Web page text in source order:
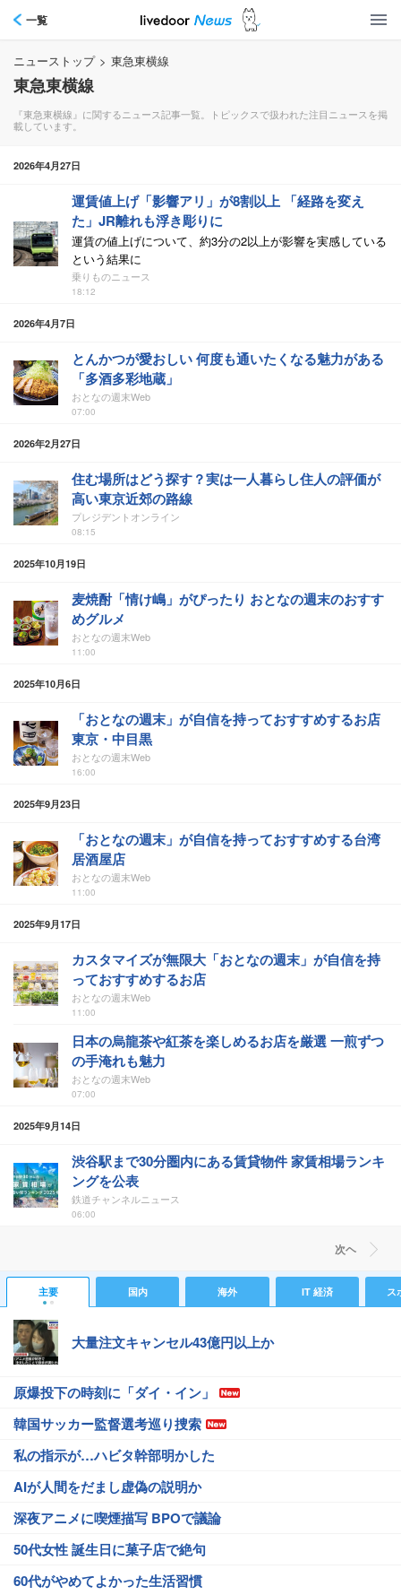
一覧
ニューストップ > 東急東横線
東急東横線
『東急東横線』に関するニュース記事一覧。トピックスで扱われた注目ニュースを掲
載しています。
2026年4月27日
運賃値上げ「影響アリ」が8割以上 「経路を変え
た」JR離れも浮き彫りに
運賃の値上げについて、約3分の2以上が影響を実感している
という結果に
乗りものニュース
18:12
2026年4月7日
とんかつが愛おしい 何度も通いたくなる魅力がある
「多酒多彩地蔵」
おとなの週末Web
07:00
2026年2月27日
住む場所はどう探す？実は一人暮らし住人の評価が
高い東京近郊の路線
プレジデントオンライン
08:15
2025年10月19日
麦焼酎「情け嶋」がぴったり おとなの週末のおすす
めグルメ
おとなの週末Web
11:00
2025年10月6日
「おとなの週末」が自信を持っておすすめするお店
東京・中目黒
おとなの週末Web
16:00
2025年9月23日
「おとなの週末」が自信を持っておすすめする台湾
居酒屋店
おとなの週末Web
11:00
2025年9月17日
カスタマイズが無限大「おとなの週末」が自信を持
っておすすめするお店
おとなの週末Web
11:00
日本の烏龍茶や紅茶を楽しめるお店を厳選 一煎ずつ
の手淹れも魅力
おとなの週末Web
07:00
2025年9月14日
渋谷駅まで30分圏内にある賃貸物件 家賃相場ランキ
ングを公表
鉄道チャンネルニュース
06:00
次ヘ
主要 国内 海外 IT 経済 ス
大量注文キャンセル43億円以上か
原爆投下の時刻に「ダイ・イン」
韓国サッカー監督選考巡り捜索
私の指示が…ハビタ幹部明かした
AIが人間をだまし虚偽の説明か
深夜アニメに喫煙描写 BPOで議論
50代女性 誕生日に菓子店で絶句
60代がやめてよかった生活習慣